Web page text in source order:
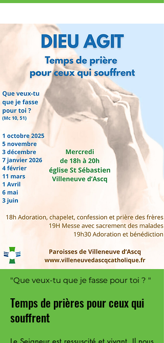
"Que veux-tu que je fasse pour toi ? "
Temps de prières pour ceux qui
souffrent